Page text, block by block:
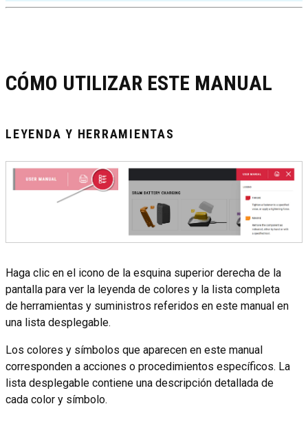
CÓMO UTILIZAR ESTE MANUAL
LEYENDA Y HERRAMIENTAS
Haga clic en el icono de la esquina superior derecha de la
pantalla para ver la leyenda de colores y la lista completa
de herramientas y suministros referidos en este manual en
una lista desplegable.
Los colores y símbolos que aparecen en este manual
corresponden a acciones o procedimientos específicos. La
lista desplegable contiene una descripción detallada de
cada color y símbolo.